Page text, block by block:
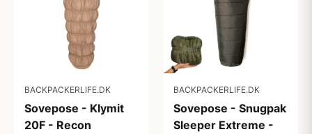
BACKPACKERLIFE.DK
Sovepose - Klymit
20F - Recon
BACKPACKERLIFE.DK
Sovepose - Snugpak
Sleeper Extreme -